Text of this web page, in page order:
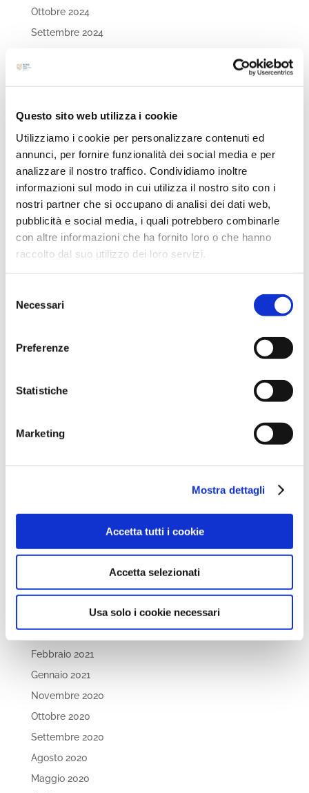
Questo sito web utilizza i cookie
Utilizziamo i cookie per personalizzare contenuti ed
annunci, per fornire funzionalità dei social media e per
analizzare il nostro traffico. Condividiamo inoltre
informazioni sul modo in cui utilizza il nostro sito con i
nostri partner che si occupano di analisi dei dati web,
pubblicità e social media, i quali potrebbero combinarle
con altre informazioni che ha fornito loro o che hanno
raccolto dal suo utilizzo dei loro servizi.
delNecessari
Preferenze
Statistiche
Marketing
Mostra dettagli
Accetta tutti i cookie
Accetta selezionati
Usa solo i cookie necessari
Ottobre 2024
Settembre 2024
Aprile 2024
Marzo 2024
Febbraio 2024
Dicembre 2023
Settembre 2023
Agosto 2023
Giugno 2023
Maggio 2023
Marzo 2023
Dicembre 2022
Ottobre 2022
Febbraio 2022
Settembre 2021
Maggio 2021
Marzo 2021
Febbraio 2021
Gennaio 2021
Novembre 2020
Ottobre 2020
Settembre 2020
Agosto 2020
Maggio 2020